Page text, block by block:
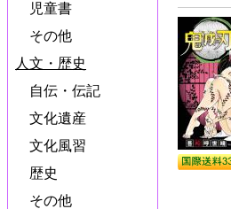
児童書
その他
人文・歴史
自伝・伝記
文化遺産
文化風習
歴史
その他